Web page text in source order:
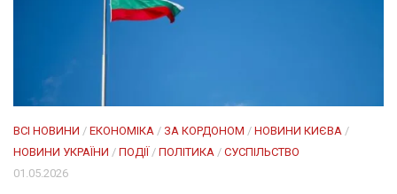
ВСІ НОВИНИ / ЕКОНОМІКА / ЗА КОРДОНОМ / НОВИНИ КИЄВА /
НОВИНИ УКРАЇНИ / ПОДІЇ / ПОЛІТИКА / СУСПІЛЬСТВО
01.05.2026